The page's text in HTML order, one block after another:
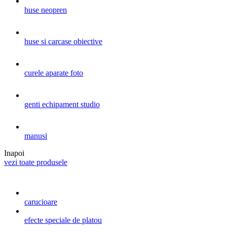
huse neopren
huse si carcase obiective
curele aparate foto
genti echipament studio
manusi
Inapoi
vezi toate produsele
carucioare
efecte speciale de platou